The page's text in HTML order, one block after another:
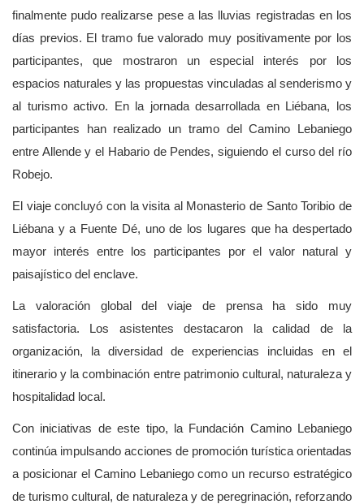
finalmente pudo realizarse pese a las lluvias registradas en los
días previos. El tramo fue valorado muy positivamente por los
participantes, que mostraron un especial interés por los
espacios naturales y las propuestas vinculadas al senderismo y
al turismo activo. En la jornada desarrollada en Liébana, los
participantes han realizado un tramo del Camino Lebaniego
entre Allende y el Habario de Pendes, siguiendo el curso del río
Robejo.
El viaje concluyó con la visita al Monasterio de Santo Toribio de
Liébana y a Fuente Dé, uno de los lugares que ha despertado
mayor interés entre los participantes por el valor natural y
paisajístico del enclave.
La valoración global del viaje de prensa ha sido muy
satisfactoria. Los asistentes destacaron la calidad de la
organización, la diversidad de experiencias incluidas en el
itinerario y la combinación entre patrimonio cultural, naturaleza y
hospitalidad local.
Con iniciativas de este tipo, la Fundación Camino Lebaniego
continúa impulsando acciones de promoción turística orientadas
a posicionar el Camino Lebaniego como un recurso estratégico
de turismo cultural, de naturaleza y de peregrinación, reforzando